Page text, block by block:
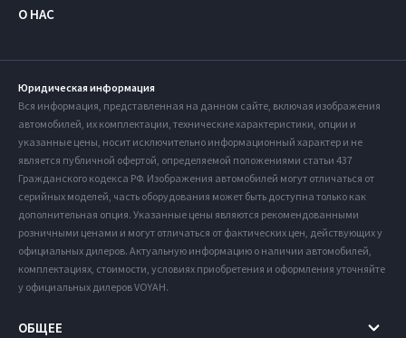
О НАС
Юридическая информация
Вся информация, представленная на данном сайте, включая изображения
автомобилей, их комплектации, технические характеристики, опции и
указанные цены, носит исключительно информационный характер и не
является публичной офертой, определяемой положениями статьи 437
Гражданского кодекса РФ. Изображения автомобилей могут отличаться от
серийных моделей, часть оборудования может быть доступна только как
дополнительная опция. Указанные цены являются рекомендованными
розничными ценами и могут отличаться от фактических цен, действующих у
официальных дилеров. Актуальную информацию о наличии автомобилей,
комплектациях, стоимости, условиях приобретения и оформления уточняйте
у официальных дилеров VOYAH.
ОБЩЕЕ